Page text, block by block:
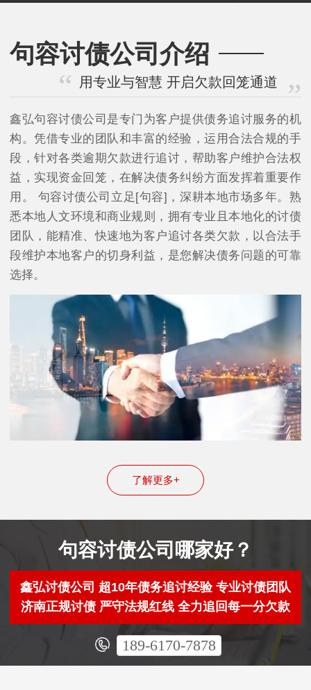
句容讨债公司介绍
用专业与智慧 开启欠款回笼通道
鑫弘句容讨债公司是专门为客户提供债务追讨服务的机
构。凭借专业的团队和丰富的经验，运用合法合规的手
段，针对各类逾期欠款进行追讨，帮助客户维护合法权
益，实现资金回笼，在解决债务纠纷方面发挥着重要作
用。 句容讨债公司立足[句容]，深耕本地市场多年。熟
悉本地人文环境和商业规则，拥有专业且本地化的讨债
团队，能精准、快速地为客户追讨各类欠款，以合法手
段维护本地客户的切身利益，是您解决债务问题的可靠
选择。
了解更多+
句容讨债公司哪家好？
鑫弘讨债公司 超10年债务追讨经验 专业讨债团队
济南正规讨债 严守法规红线 全力追回每一分欠款
189-6170-7878